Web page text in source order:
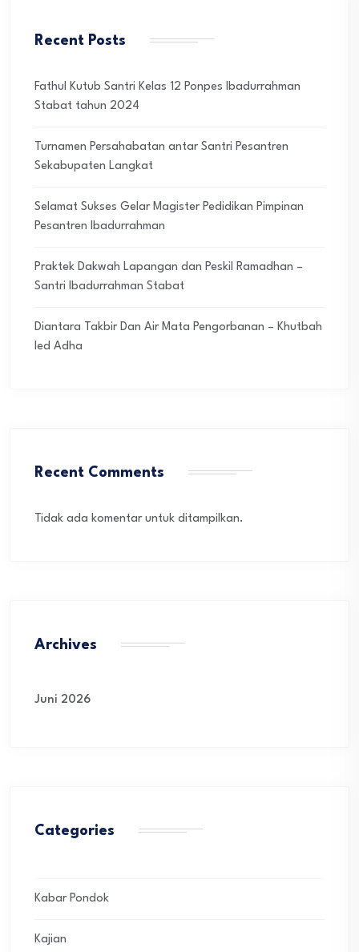
Recent Posts
Fathul Kutub Santri Kelas 12 Ponpes Ibadurrahman
Stabat tahun 2024
Turnamen Persahabatan antar Santri Pesantren
Sekabupaten Langkat
Selamat Sukses Gelar Magister Pedidikan Pimpinan
Pesantren Ibadurrahman
Praktek Dakwah Lapangan dan Peskil Ramadhan –
Santri Ibadurrahman Stabat
Diantara Takbir Dan Air Mata Pengorbanan – Khutbah
Ied Adha
Recent Comments
Tidak ada komentar untuk ditampilkan.
Archives
Juni 2026
Categories
Kabar Pondok
Kajian